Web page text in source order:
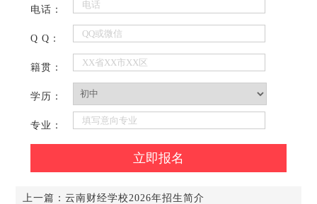
电话：
Q Q：
籍贯：
学历：
专业：
上一篇：云南财经学校2026年招生简介